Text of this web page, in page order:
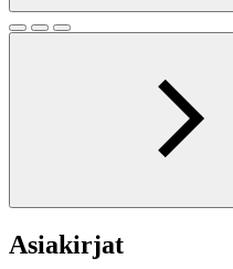
Asiakirjat